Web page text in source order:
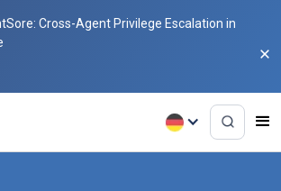
Cross-Agent Privilege Escalation in